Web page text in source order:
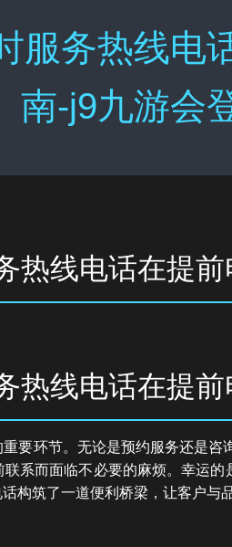
服务热线电
南-j9九游会
热线电话在提
热线电话在提
要环节。无论是预约服务还是
系而面临不必要的麻烦。幸运
构筑了一道便利桥梁，让客户与